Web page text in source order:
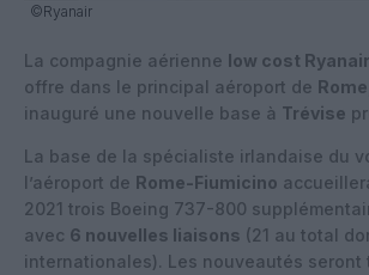
©Ryanair
La compagnie aérienne low cost Ryanair
offre dans le principal aéroport de Rome
inauguré une nouvelle base à Trévise
La base de la spécialiste irlandaise du
l’aéroport de Rome-Fiumicino
2021 trois Boeing 737-800
avec 6 nouvelles liaisons (21 au total
internationales). Les nouveautés seront